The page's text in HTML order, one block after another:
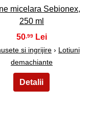
micelara Sebionex,
250 ml
50,99
si ingrijire› Lotiuni
demachiante